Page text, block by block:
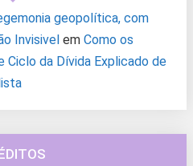
geopolítica, com
Invisivel em Como os
Ciclo da Dívida Explicado de